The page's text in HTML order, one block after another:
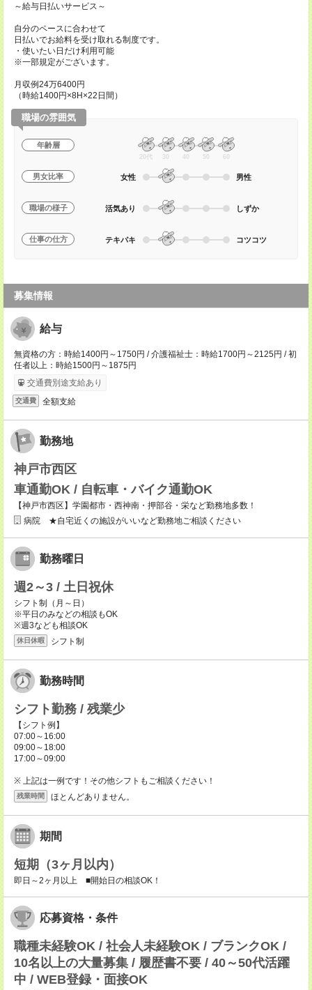
～給与日払いサービス～
自分のペースに合わせて
日払いでお給料を受け取れる制度です。
・使いたい日だけ利用可能
※一部規定がございます。
月収例24万6400円
（時給1400円×8H×22日間）
職場の雰囲気
年齢層
20代 30 40 50 60
男女比率 女性 男性
職場の様子 活気あり しずか
仕事の仕方 テキパキ コツコツ
募集情報
給与
無資格の方：時給1400円～1750円 / 介護福祉士：時給1700円～2125円 / 初
任者以上：時給1500円～1875円
交通費別途支給あり
交通費 全額支給
勤務地
神戸市西区
車通勤OK / 自転車・バイク通勤OK
【神戸市西区】学園都市・西神南・押部谷・栄など勤務地多数！
病院 ★自宅近くの施設がいいなど勤務地ご相談ください
勤務曜日
週2～3 / 土日祝休
シフト制（月～日）
※平日のみなどの相談もOK
※週3なども相談OK
休日休暇 シフト制
勤務時間
シフト勤務 / 残業少
【シフト例】
07:00～16:00
09:00～18:00
17:00～09:00
※ 上記は一例です！その他シフトもご相談ください！
残業時間 ほとんどありません。
期間
短期（3ヶ月以内）
即日～2ヶ月以上 ■開始日の相談OK！
応募資格・条件
職種未経験OK / 社会人未経験OK / ブランクOK /
10名以上の大量募集 / 履歴書不要 / 40～50代活躍
中 / WEB登録・面接OK